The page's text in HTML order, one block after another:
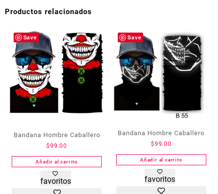
Productos relacionados
Save
Bandana Hombre Caballero
$99.00
Añadir al carrito
favoritos
Save
Bandana Hombre Caballero
$99.00
Añadir al carrito
favoritos